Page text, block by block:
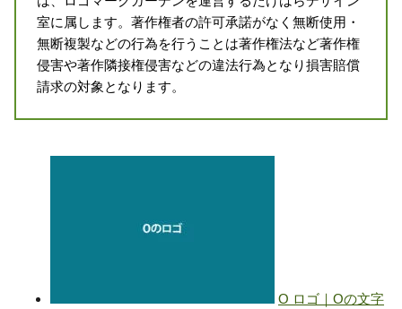
室に属します。著作権者の許可承諾がなく無断使用・
無断複製などの行為を行うことは著作権法など著作権
侵害や著作隣接権侵害などの違法行為となり損害賠償
請求の対象となります。